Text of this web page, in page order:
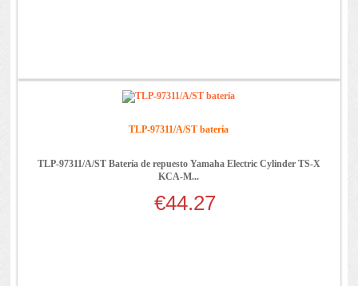
TLP-97311/A/ST batería
TLP-97311/A/ST Batería de repuesto Yamaha Electric Cylinder TS-X
KCA-M...
€44.27